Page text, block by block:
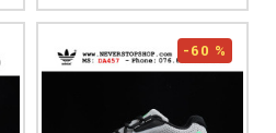
-60 %